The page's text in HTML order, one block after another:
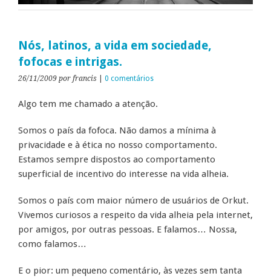
Nós, latinos, a vida em sociedade,
fofocas e intrigas.
26/11/2009 por francis 0 comentários
Algo tem me chamado a atenção.
Somos o país da fofoca. Não damos a mínima à
privacidade e à ética no nosso comportamento.
Estamos sempre dispostos ao comportamento
superficial de incentivo do interesse na vida alheia.
Somos o país com maior número de usuários de Orkut.
Vivemos curiosos a respeito da vida alheia pela internet,
por amigos, por outras pessoas. E falamos… Nossa,
como falamos…
E o pior: um pequeno comentário, às vezes sem tanta